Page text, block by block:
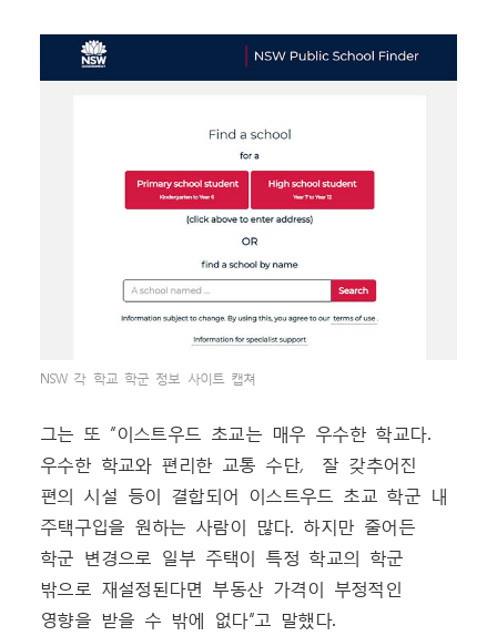
NSW 각 학교 학군 정보 사이트 캡쳐
그는 또 “이스트우드 초교는 매우 우수한 학교다.
우수한 학교와 편리한 교통 수단, 잘 갖추어진
편의 시설 등이 결합되어 이스트우드 초교 학군 내
주택구입을 원하는 사람이 많다. 하지만 줄어든
학군 변경으로 일부 주택이 특정 학교의 학군
밖으로 재설정된다면 부동산 가격이 부정적인
영향을 받을 수 밖에 없다”고 말했다.